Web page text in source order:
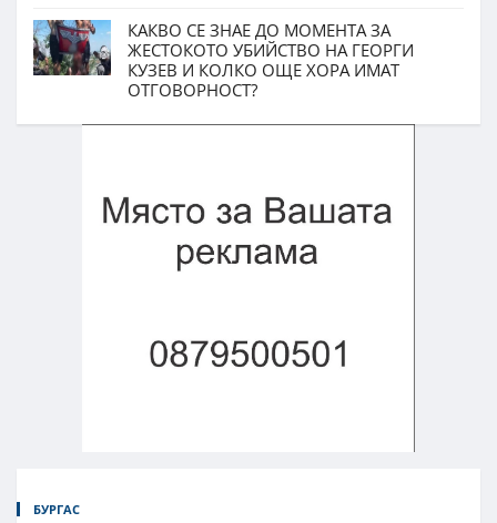
КАКВО СЕ ЗНАЕ ДО МОМЕНТА ЗА
ЖЕСТОКОТО УБИЙСТВО НА ГЕОРГИ
КУЗЕВ И КОЛКО ОЩЕ ХОРА ИМАТ
ОТГОВОРНОСТ?
БУРГАС